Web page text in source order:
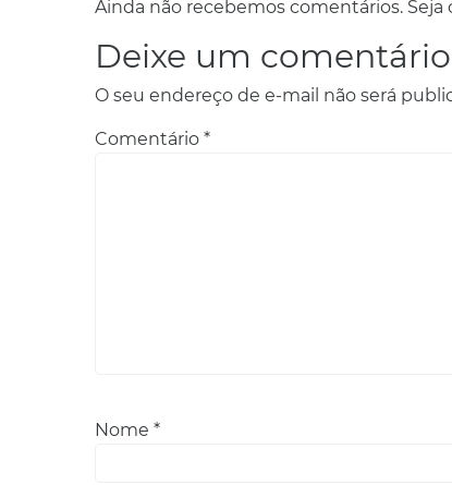
Ainda não recebemos comentários. Seja
Deixe um comentário
O seu endereço de e-mail não será
Comentário *
Nome *